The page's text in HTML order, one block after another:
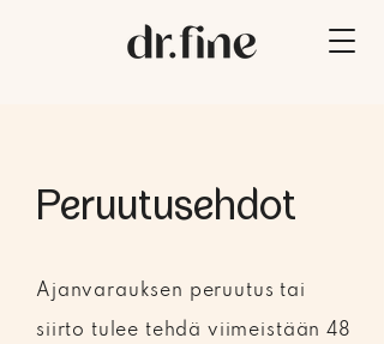
Peruutusehdot
Ajanvarauksen peruutus tai
siirto tulee tehdä viimeistään 48